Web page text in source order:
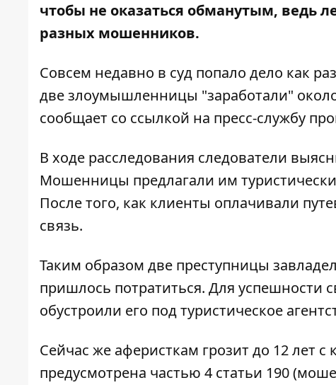
чтобы не оказаться обманутым, ведь
разных мошенников.
Совсем недавно в суд попало дело как
две злоумышленницы "заработали"
сообщает со ссылкой на пресс-службу
В ходе расследования следователи
Мошенницы предлагали им
После того, как клиенты оплачивали
связь.
Таким образом две преступницы
пришлось потратиться. Для успешности
обустроили его под туристическое
Сейчас же аферисткам грозит до 12 лет
предусмотрена частью 4 статьи 190